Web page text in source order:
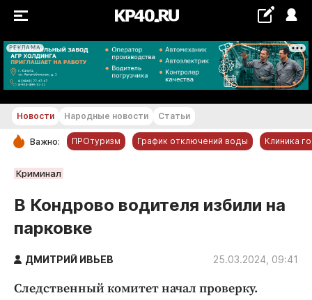
РЕКЛАМА
+19...+20 °С
РУБРИКИ
Новости компаний
Статьи
Народные новости
Авто и транспорт
Новости Народные новости Статьи
Важно: ПРОтуризм График отключений воды Клиника
Криминал
В Кондрово водителя избили на
парковке
ДМИТРИЙ ИВЬЕВ 25.03.2024, 09:41
Следственный комитет начал проверку.